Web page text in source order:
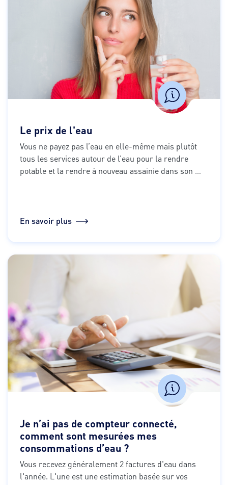
Le prix de l'eau
Vous ne payez pas l’eau en elle-même mais plutôt
tous les services autour de l’eau pour la rendre
potable et la rendre à nouveau assainie dans son
En savoir plus
Je n’ai pas de compteur connecté,
comment sont mesurées mes
consommations d’eau ?
Vous recevez généralement 2 factures d'eau dans
l'année. L'une est une estimation basée sur vos